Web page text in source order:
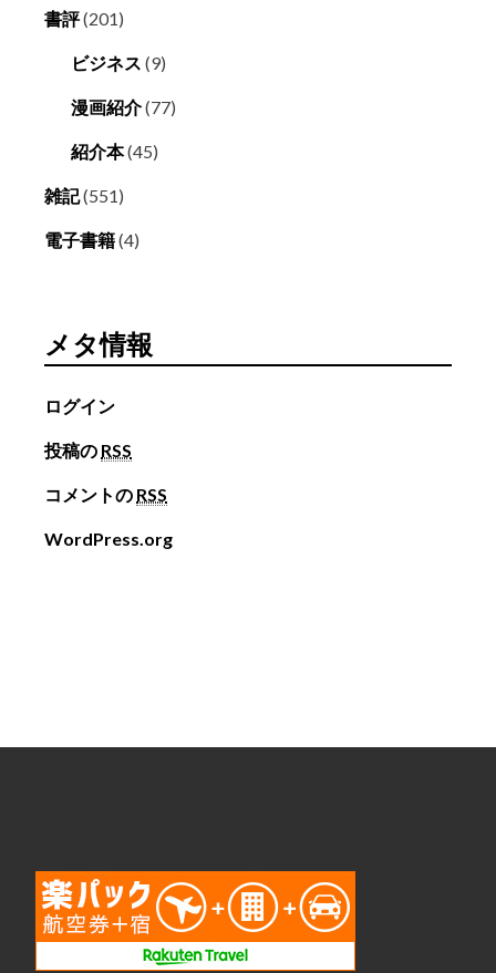
書評(201)
ビジネス (9)
漫画紹介(77)
紹介本(45)
雑記(551)
電子書籍(4)
メタ情報
ログイン
投稿の RSS
コメントの RSS
WordPress.org